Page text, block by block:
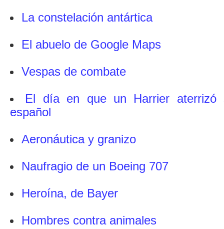
La constelación antártica
El abuelo de Google Maps
Vespas de combate
El día en que un Harrier aterrizó
español
Aeronáutica y granizo
Naufragio de un Boeing 707
Heroína, de Bayer
Hombres contra animales